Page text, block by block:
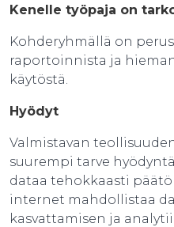
Kenelle työpaja on
Kohderyhmällä on
raportoinnista ja
käytöstä.
Hyödyt
Valmistavan
suurempi tarve
dataa tehokkaasti
internet mahdollistaa
kasvattamisen ja